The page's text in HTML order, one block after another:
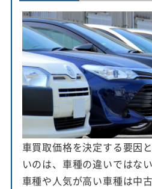
車買取価格を決定する要因
いのは、車種の違いではな
車種や人気が高い車種は中